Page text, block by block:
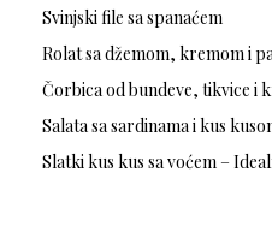
Svinjski file sa spanaćem
Rolat sa džemom, kremom i
Čorbica od bundeve, tikvice i
Salata sa sardinama i kus
Slatki kus kus sa voćem –